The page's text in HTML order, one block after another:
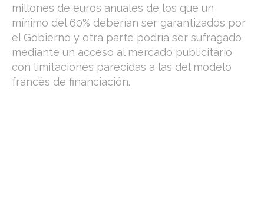
millones de euros anuales de los que un
mínimo del 60% deberían ser garantizados por
el Gobierno y otra parte podría ser sufragado
mediante un acceso al mercado publicitario
con limitaciones parecidas a las del modelo
francés de financiación.